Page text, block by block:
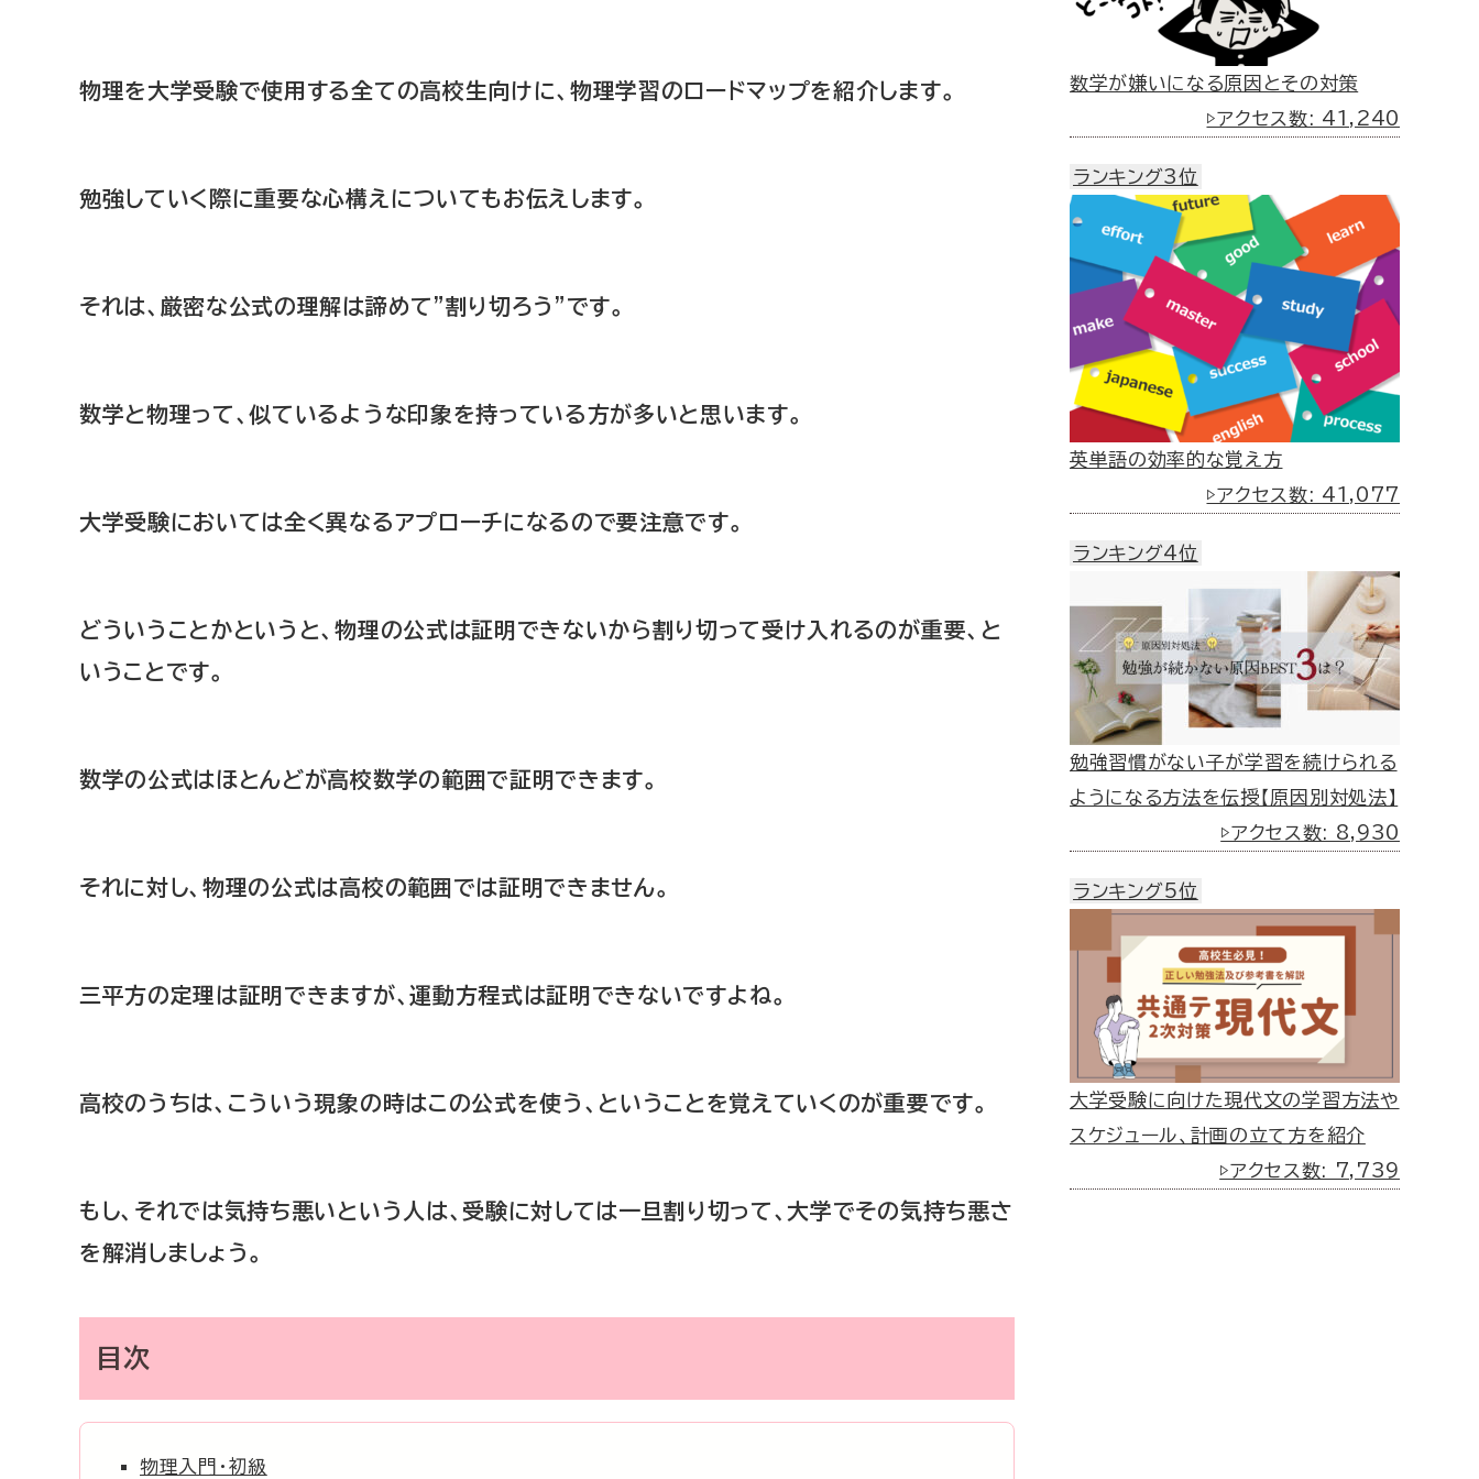
物理を大学受験で使用する全ての高校生向けに、物理学習のロードマップを紹介します。
勉強していく際に重要な心構えについてもお伝えします。
それは、厳密な公式の理解は諦めて”割り切ろう”です。
数学と物理って、似ているような印象を持っている方が多いと思います。
大学受験においては全く異なるアプローチになるので要注意です。
どういうことかというと、物理の公式は証明できないから割り切って受け入れるのが重要、と
いうことです。
数学の公式はほとんどが高校数学の範囲で証明できます。
それに対し、物理の公式は高校の範囲では証明できません。
三平方の定理は証明できますが、運動方程式は証明できないですよね。
高校のうちは、こういう現象の時はこの公式を使う、ということを覚えていくのが重要です。
もし、それでは気持ち悪いという人は、受験に対しては一旦割り切って、大学でその気持ち悪さ
を解消しましょう。
目次
物理入門・初級
数学が嫌いになる原因とその対策
▷アクセス数: 41,240
ランキング3位
英単語の効率的な覚え方
▷アクセス数: 41,077
ランキング4位
勉強習慣がない子が学習を続けられる
ようになる方法を伝授【原因別対処法】
▷アクセス数: 8,930
ランキング5位
大学受験に向けた現代文の学習方法や
スケジュール、計画の立て方を紹介
▷アクセス数: 7,739